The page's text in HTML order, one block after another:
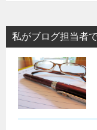
私がブログ担当者